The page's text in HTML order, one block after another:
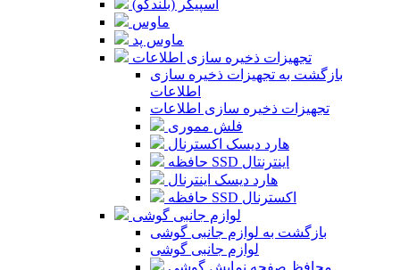
اسپیکر (بلندگو)
ماوس
ماوس پد
تجهیزات ذخیره سازی اطلاعات
بازگشت به تجهیزات ذخیره سازی
اطلاعات
تجهیزات ذخیره سازی اطلاعات
فلش مموری
هارد دیسک اکسترنال
حافظه SSD اینترنتال
هارد دیسک اینترنال
حافظه SSD اکسترنال
لوازم جانبی گوشی
بازگشت به لوازم جانبی گوشی
لوازم جانبی گوشی
محافظ صفحه نمایش گوشی